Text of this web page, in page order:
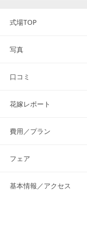
式場TOP
写真
口コミ
花嫁レポート
費用／プラン
フェア
基本情報／アクセス